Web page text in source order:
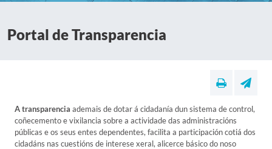
Portal de Transparencia
A transparencia ademais de dotar á cidadanía dun sistema de control,
coñecemento e vixilancia sobre a actividade das administracións
públicas e os seus entes dependentes, facilita a participación cotiá dos
cidadáns nas cuestións de interese xeral, alicerce básico do noso